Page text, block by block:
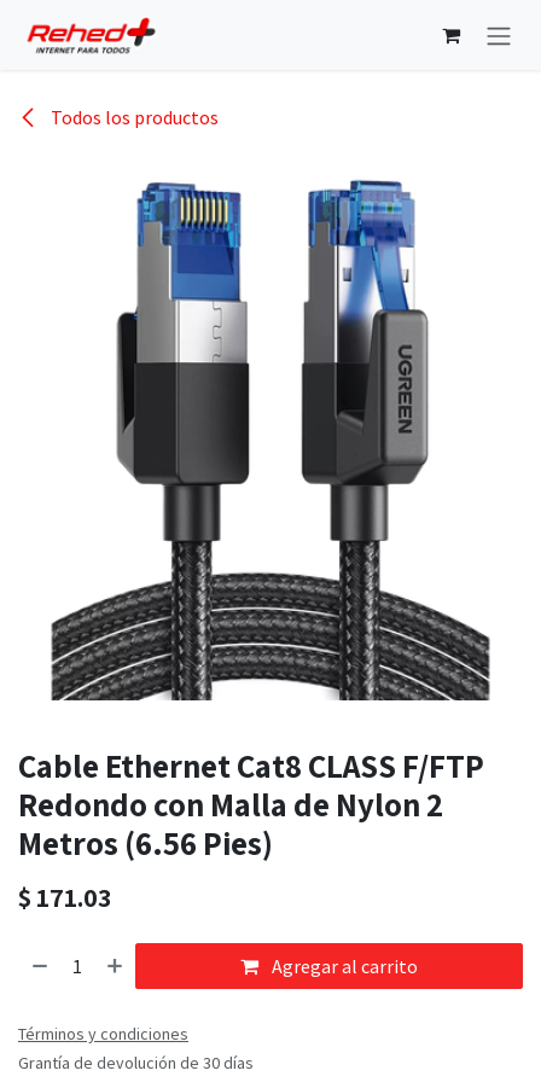
Todos los productos
Cable Ethernet Cat8 CLASS F/FTP
Redondo con Malla de Nylon 2
Metros (6.56 Pies)
$ 171.03
Agregar al carrito
Términos y condiciones
Grantía de devolución de 30 días